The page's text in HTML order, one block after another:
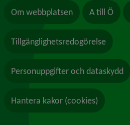
Om webbplatsen A till Ö
Tillgänglighetsredogörelse
Personuppgifter och dataskydd
Hantera kakor (cookies)